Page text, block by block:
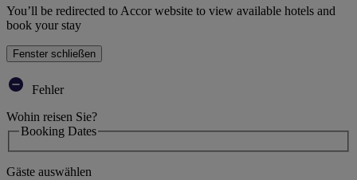
You’ll be redirected to Accor website to view available hotels and
book your stay
Fenster schließen
Fehler
Wohin reisen Sie?
Booking Dates
Gäste auswählen